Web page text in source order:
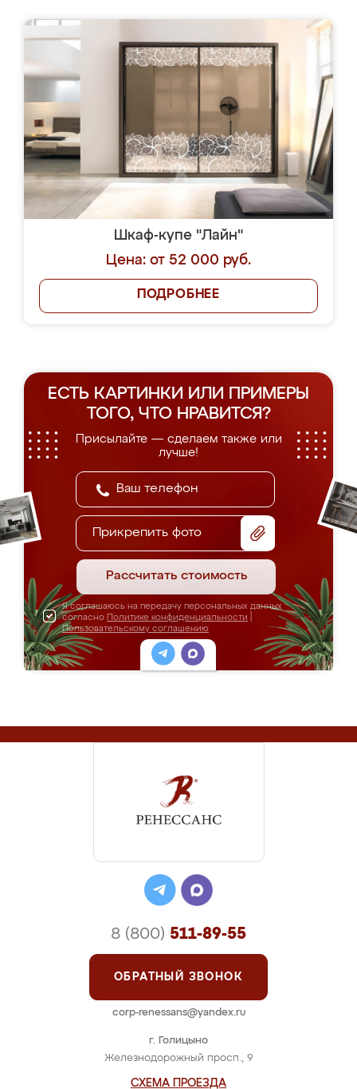
Шкаф-купе "Лайн"
Цена: от 52 000 руб.
ПОДРОБНЕЕ
ЕСТЬ КАРТИНКИ ИЛИ ПРИМЕРЫ
ТОГО, ЧТО НРАВИТСЯ?
Присылайте — сделаем также или
лучше!
Прикрепить фото
Рассчитать стоимость
Я соглашаюсь на передачу персональных данных
согласно Политике конфиденциальности
Пользовательскому соглашению
г. Голицыно
Железнодорожный просп., 9
СХЕМА ПРОЕЗДА
8 (800) 511-89-55
ОБРАТНЫЙ ЗВОНОК
corp-renessans@yandex.ru